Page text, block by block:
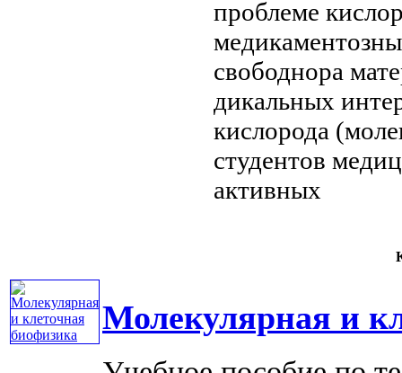
проблеме
свободнора
дикальных
кислорода
студентов
активных
Молекулярная и